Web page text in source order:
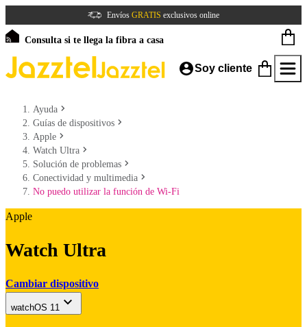
Envíos GRATIS exclusivos online
Consulta si te llega la fibra a casa
Soy cliente
Ayuda
Guías de dispositivos
Apple
Watch Ultra
Solución de problemas
Conectividad y multimedia
No puedo utilizar la función de Wi-Fi
Apple
Watch Ultra
Cambiar dispositivo
watchOS 11